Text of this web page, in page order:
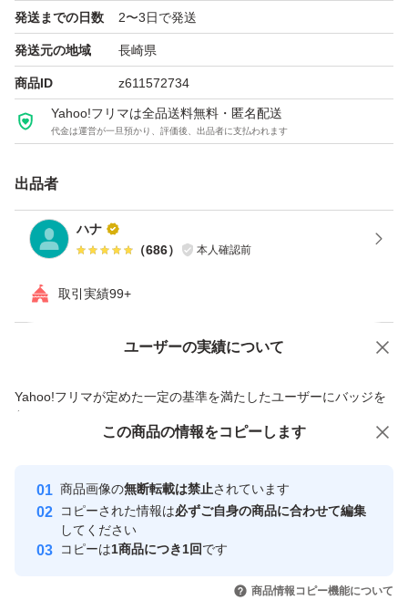
発送までの日数 2〜3日で発送
発送元の地域 長崎県
商品ID z611572734
Yahoo!フリマは全品送料無料・匿名配送
代金は運営が一旦預かり、評価後、出品者に支払われます
出品者
ハナ
（686） 本人確認前
取引実績99+
ユーザーの実績について
Yahoo!フリマが定めた一定の基準を満たしたユーザーにバッジを
付与しています
安心取引出品者
心・安全なユーザーです
取引実績
引を完了させた実績があります
価格の相談 商品への質問
この商品の情報をコピーします
商品画像の無断転載は禁止されています
コピーされた情報は必ずご自身の商品に合わせて編集
してください
コピーは1商品につき1回です
商品情報コピー機能について
この商品をみている人にオススメ